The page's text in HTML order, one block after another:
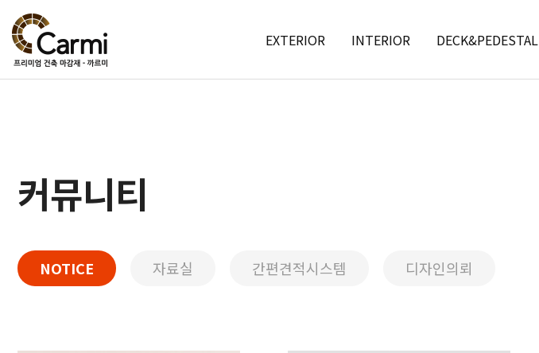
EXTERIOR INTERIOR DECK&PEDESTAL
커뮤니티
NOTICE 자료실 간편견적시스템 디자인의뢰